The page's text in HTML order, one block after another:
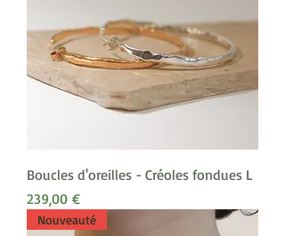
Boucles d'oreilles - Créoles fondues L
Prix
239,00 €
Nouveauté